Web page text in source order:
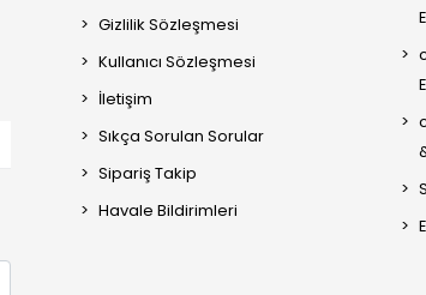
Gizlilik Sözleşmesi
Kullanıcı Sözleşmesi
İletişim
Sıkça Sorulan Sorular
Sipariş Takip
Havale Bildirimleri